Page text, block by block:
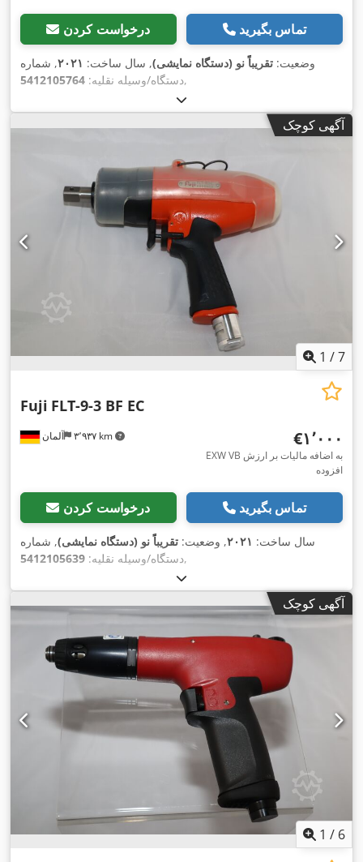
درخواست کردن تماس بگیرید
وضعیت: تقریباً نو (دستگاه نمایشی), سال ساخت: ۲۰۲۱, شماره
دستگاه/وسیله نقلیه: 5412105764 ,
آگهی کوچک
1 /7
آلمان ۳٬۹۳۷ km
Fuji FLT-9-3 BF EC
‎€۱٬۰۰۰
EXW VB به اضافه مالیات بر ارزش
افزوده
درخواست کردن تماس بگیرید
سال ساخت: ۲۰۲۱, وضعیت: تقریباً نو (دستگاه نمایشی), شماره
دستگاه/وسیله نقلیه: 5412105639 ,
آگهی کوچک
1 / 6